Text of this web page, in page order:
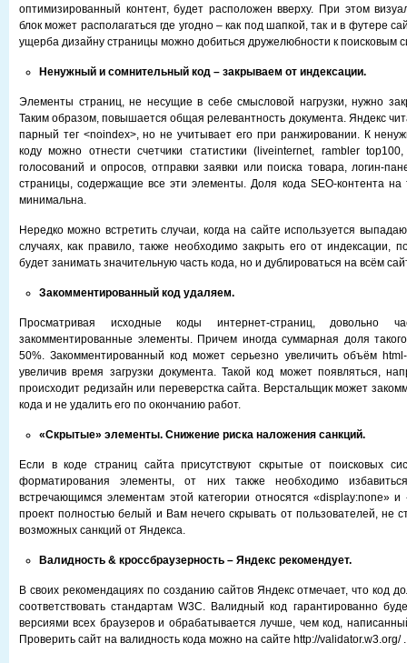
оптимизированный контент, будет расположен вверху. При этом
блок может располагаться где угодно – как под шапкой, так и в футере
ущерба дизайну страницы можно добиться дружелюбности к поисковым
Ненужный и сомнительный код – закрываем от индексации.
Элементы страниц, не несущие в себе смысловой нагрузки, нужно
Таким образом, повышается общая релевантность документа. Яндекс
парный тег <noindex>, но не учитывает его при ранжировании. К
коду можно отнести счетчики статистики (liveinternet, rambler
голосований и опросов, отправки заявки или поиска товара, логин-
страницы, содержащие все эти элементы. Доля кода SEO-контента на
минимальна.
Нередко можно встретить случаи, когда на сайте используется
случаях, как правило, также необходимо закрыть его от индексации,
будет занимать значительную часть кода, но и дублироваться на всём
Закомментированный код удаляем.
Просматривая исходные коды интернет-страниц, довольно
закомментированные элементы. Причем иногда суммарная доля
50%. Закомментированный код может серьезно увеличить объём
увеличив время загрузки документа. Такой код может появляться,
происходит редизайн или переверстка сайта. Верстальщик может
кода и не удалить его по окончанию работ.
«Скрытые» элементы. Снижение риска наложения санкций.
Если в коде страниц сайта присутствуют скрытые от поисковых
форматирования элементы, от них также необходимо
встречающимся элементам этой категории относятся «display:none»
проект полностью белый и Вам нечего скрывать от пользователей, не
возможных санкций от Яндекса.
Валидность & кроссбраузерность – Яндекс рекомендует.
В своих рекомендациях по созданию сайтов Яндекс отмечает, что код
соответствовать стандартам W3C. Валидный код гарантированно
версиями всех браузеров и обрабатывается лучше, чем код,
Проверить сайт на валидность кода можно на сайте http://validator.w3.org/ .